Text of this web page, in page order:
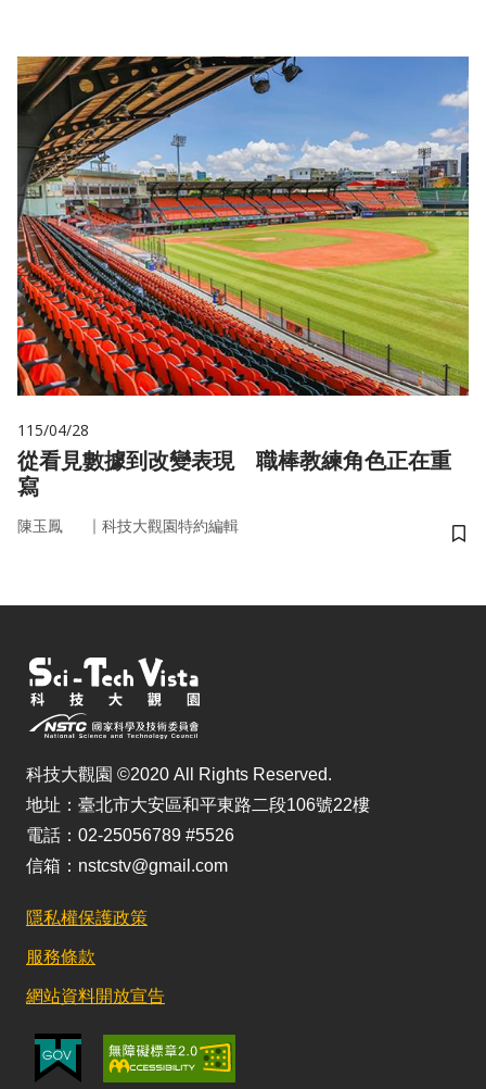
115/04/28
從看見數據到改變表現 職棒教練角色正在重
寫
陳玉鳳 ｜ 科技大觀園特約編輯
儲
科技大觀園 ©2020 All Rights Reserved.
地址：臺北市大安區和平東路二段106號22樓
電話：02-25056789 #5526
信箱：nstcstv@gmail.com
隱私權保護政策
服務條款
網站資料開放宣告